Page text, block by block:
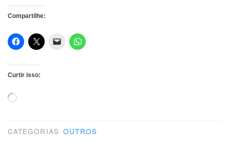
Compartilhe:
Curtir isso:
Carregando...
CATEGORIAS OUTROS